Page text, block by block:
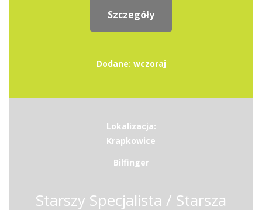
Szczegóły
Dodane: wczoraj
Lokalizacja:
Krapkowice
Bilfinger
Starszy Specjalista / Starsza